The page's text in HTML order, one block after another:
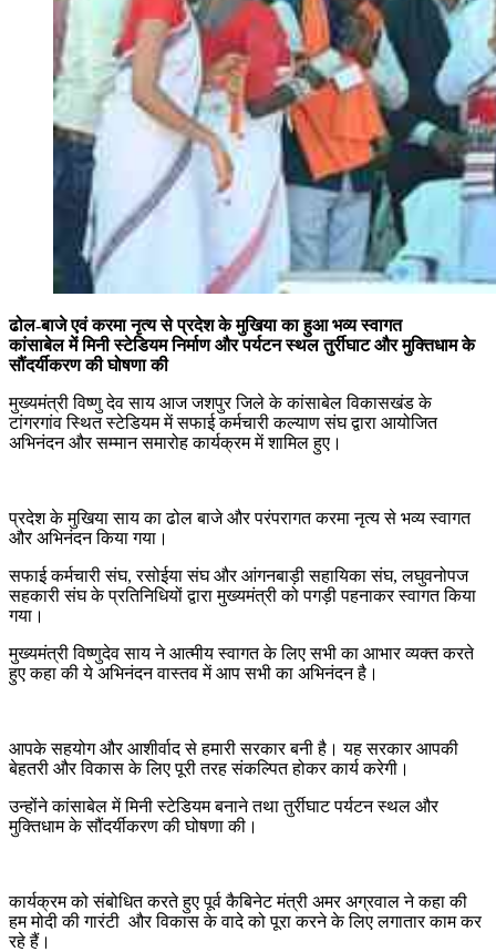
ढोल-बाजे एवं करमा नृत्य से प्रदेश के मुखिया का हुआ भव्य स्वागत
कांसाबेल में मिनी स्टेडियम निर्माण और पर्यटन स्थल तुर्रीघाट और मुक्तिधाम के
सौंदर्यीकरण की घोषणा की
मुख्यमंत्री विष्णु देव साय आज जशपुर जिले के कांसाबेल विकासखंड के
टांगरगांव स्थित स्टेडियम में सफाई कर्मचारी कल्याण संघ द्वारा आयोजित
अभिनंदन और सम्मान समारोह कार्यक्रम में शामिल हुए।
प्रदेश के मुखिया साय का ढोल बाजे और परंपरागत करमा नृत्य से भव्य स्वागत
और अभिनंदन किया गया।
सफाई कर्मचारी संघ, रसोईया संघ और आंगनबाड़ी सहायिका संघ, लघुवनोपज
सहकारी संघ के प्रतिनिधियों द्वारा मुख्यमंत्री को पगड़ी पहनाकर स्वागत किया
गया।
मुख्यमंत्री विष्णुदेव साय ने आत्मीय स्वागत के लिए सभी का आभार व्यक्त करते
हुए कहा की ये अभिनंदन वास्तव में आप सभी का अभिनंदन है।
आपके सहयोग और आशीर्वाद से हमारी सरकार बनी है। यह सरकार आपकी
बेहतरी और विकास के लिए पूरी तरह संकल्पित होकर कार्य करेगी।
उन्होंने कांसाबेल में मिनी स्टेडियम बनाने तथा तुर्रीघाट पर्यटन स्थल और
मुक्तिधाम के सौंदर्यीकरण की घोषणा की।
कार्यक्रम को संबोधित करते हुए पूर्व कैबिनेट मंत्री अमर अग्रवाल ने कहा की
हम मोदी की गारंटी और विकास के वादे को पूरा करने के लिए लगातार काम कर
रहे हैं।